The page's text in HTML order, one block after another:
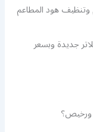
هود المطاعم
جديدة وبسعر